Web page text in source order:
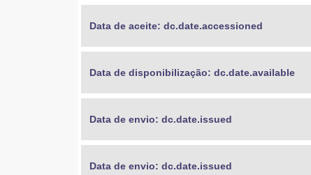
Data de aceite: dc.date.accessioned
Data de disponibilização: dc.date.available
Data de envio: dc.date.issued
Data de envio: dc.date.issued